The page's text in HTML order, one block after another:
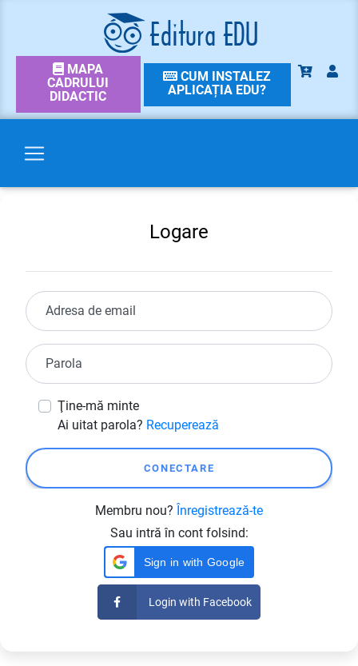
MAPA
CADRULUI
DIDACTIC
CUM INSTALEZ
APLICAȚIA EDU?
Logare
Adresa de email
Parola
Ţine-mă minte
Ai uitat parola? Recuperează
Membru nou? Înregistrează-te
Sau intră în cont folsind:
Sign in with Google
Login with Facebook